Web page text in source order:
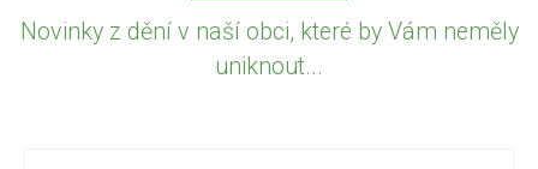
Novinky z dění v naší obci, které by Vám neměly
uniknout...